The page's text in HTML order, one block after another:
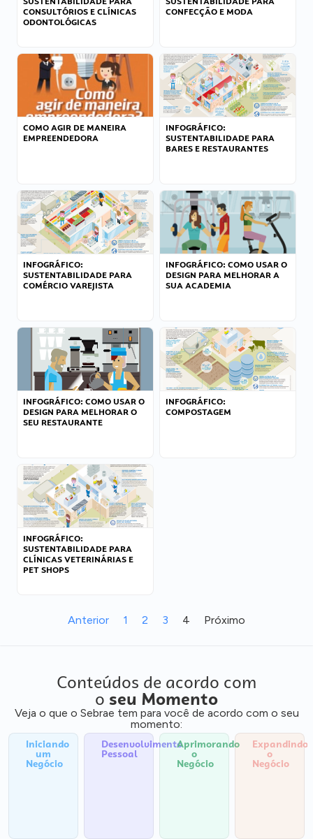
CONSULTÓRIOS E CLÍNICAS
ODONTOLÓGICAS
CONFECÇÃO E MODA
COMO AGIR DE MANEIRA
EMPREENDEDORA
INFOGRÁFICO:
SUSTENTABILIDADE PARA
BARES E RESTAURANTES
INFOGRÁFICO:
SUSTENTABILIDADE PARA
COMÉRCIO VAREJISTA
INFOGRÁFICO: COMO USAR O
DESIGN PARA MELHORAR A
SUA ACADEMIA
INFOGRÁFICO: COMO USAR O
DESIGN PARA MELHORAR O
SEU RESTAURANTE
INFOGRÁFICO:
COMPOSTAGEM
INFOGRÁFICO:
SUSTENTABILIDADE PARA
CLÍNICAS VETERINÁRIAS E
PET SHOPS
Anterior 1 2 3 4 Próximo
Conteúdos de acordo com
o seu Momento
Veja o que o Sebrae tem para você de acordo com o seu
momento:
Iniciando
um
Negócio
Desenvolvimento
Pessoal
Aprimorando
o
Negócio
Expandindo
o
Negócio